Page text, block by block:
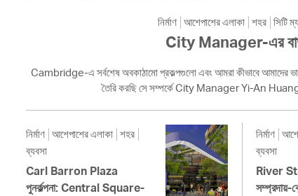
নির্মাণ আশেপাশের এলাকা শহর সিটি
City Manager-এর
Cambridge-এ সর্বশেষ অবকাঠামো প্রকল্পগুলো এবং আমরা কীভাবে আমাদের
তৈরি করছি সে সম্পর্কে City Manager Yi-An Huang-
নির্মাণ আশেপাশের এলাকা শহর
ব্যবসা
Carl Barron Plaza
পুনর্কল্পনা: Central Square-
নির্মাণ
ব্যবসা
River
সম্প্রদায়-